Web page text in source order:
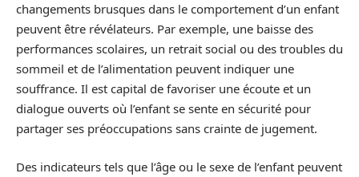
changements brusques dans le comportement d’un enfant
peuvent être révélateurs. Par exemple, une baisse des
performances scolaires, un retrait social ou des troubles du
sommeil et de l’alimentation peuvent indiquer une
souffrance. Il est capital de favoriser une écoute et un
dialogue ouverts où l’enfant se sente en sécurité pour
partager ses préoccupations sans crainte de jugement.
Des indicateurs tels que l’âge ou le sexe de l’enfant peuvent